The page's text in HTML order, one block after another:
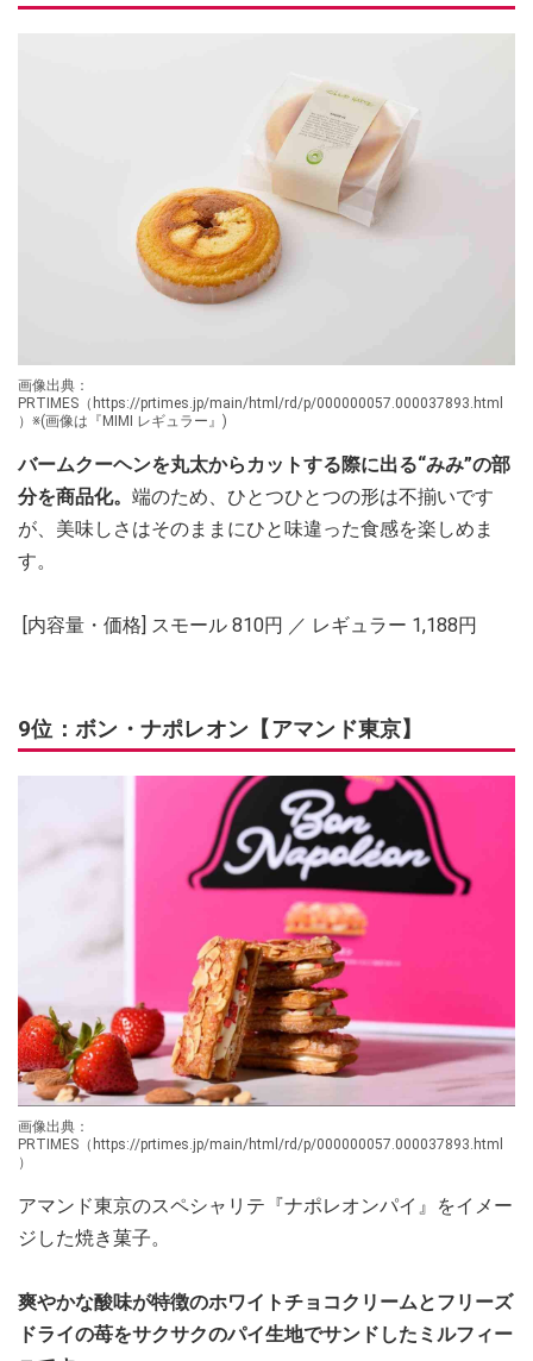
画像出典：
PRTIMES（https://prtimes.jp/main/html/rd/p/000000057.000037893.html
）※(画像は『MIMI レギュラー』)
バームクーヘンを丸太からカットする際に出る“みみ”の部
分を商品化。 端のため、ひとつひとつの形は不揃いです
が、美味しさはそのままにひと味違った食感を楽しめま
す。
[内容量・価格] スモール 810円 ／ レギュラー 1,188円
9位：ボン・ナポレオン【アマンド東京】
画像出典：
PRTIMES（https://prtimes.jp/main/html/rd/p/000000057.000037893.html
）
アマンド東京のスペシャリテ『ナポレオンパイ』をイメー
ジした焼き菓子。
爽やかな酸味が特徴のホワイトチョコクリームとフリーズ
ドライの苺をサクサクのパイ生地でサンドしたミルフィー